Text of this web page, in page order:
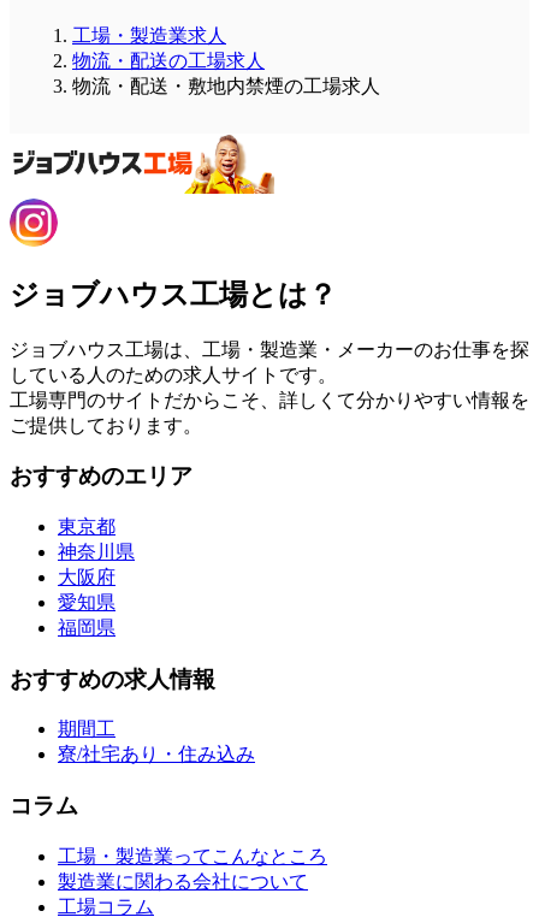
工場・製造業求人
物流・配送の工場求人
物流・配送・敷地内禁煙の工場求人
ジョブハウス工場とは？
ジョブハウス工場は、工場・製造業・メーカーのお仕事を探
している人のための求人サイトです。
工場専門のサイトだからこそ、詳しくて分かりやすい情報を
ご提供しております。
おすすめのエリア
東京都
神奈川県
大阪府
愛知県
福岡県
おすすめの求人情報
期間工
寮/社宅あり・住み込み
コラム
工場・製造業ってこんなところ
製造業に関わる会社について
工場コラム